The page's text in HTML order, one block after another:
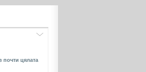
почти цялата